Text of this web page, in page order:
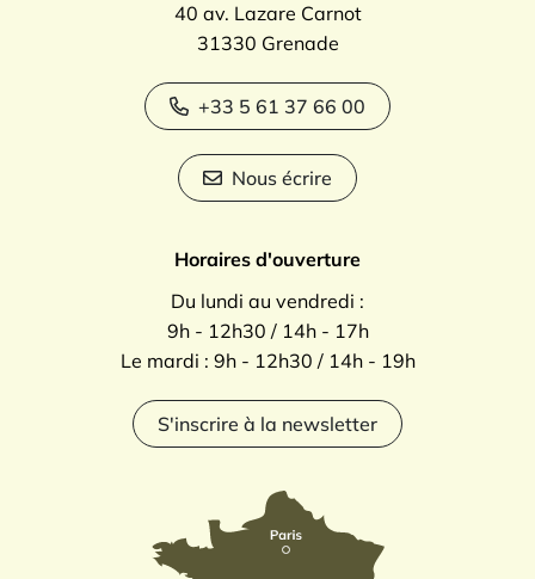
40 av. Lazare Carnot
31330 Grenade
+33 5 61 37 66 00
Nous écrire
Horaires d'ouverture
Du lundi au vendredi :
9h - 12h30 / 14h - 17h
Le mardi : 9h - 12h30 / 14h - 19h
S'inscrire à la newsletter